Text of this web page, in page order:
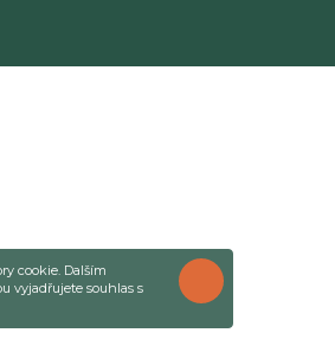
cookie. Dalším
vyjadřujete souhlas s
ROZUMÍM